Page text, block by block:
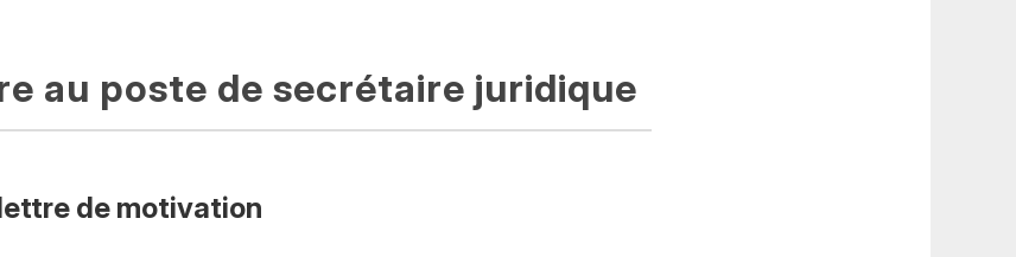
au poste de secrétaire juridique
de motivation